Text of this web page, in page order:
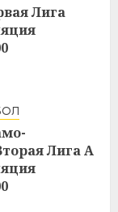
Лига
Лига А